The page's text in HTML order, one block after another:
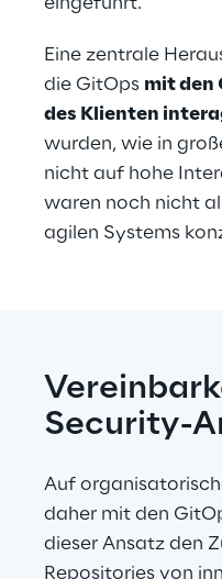
Eine zentrale
die GitOps mit den
des Klienten
wurden, wie in
nicht auf hohe
waren noch nicht
agilen Systems
Security-
Auf
daher mit den
dieser Ansatz den
Repositories von